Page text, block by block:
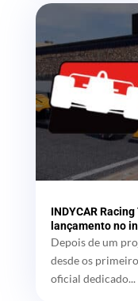
INDYCAR
lançamento no
Depois de um
desde os
oficial dedicado...